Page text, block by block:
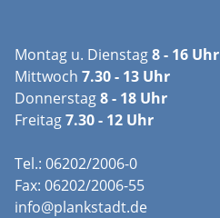
Montag u. Dienstag8 - 16 Uhr
Mittwoch 7.30 - 13 Uhr
Donnerstag8 - 18 Uhr
Freitag7.30 - 12 Uhr
Tel.: 06202/2006-0
Fax: 06202/2006-55
info@plankstadt.de